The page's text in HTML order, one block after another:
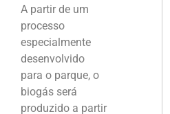
A partir de um
processo
especialmente
desenvolvido
para o parque, o
biogás será
produzido a partir